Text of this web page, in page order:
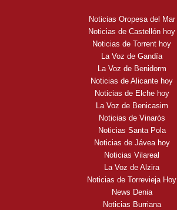
Noticias Oropesa del Mar
Noticias de Castellón hoy
Noticias de Torrent hoy
La Voz de Gandía
La Voz de Benidorm
Noticias de Alicante hoy
Noticias de Elche hoy
La Voz de Benicasim
Noticias de Vinaròs
Noticias Santa Pola
Noticias de Jávea hoy
Noticias Vilareal
La Voz de Alzira
Noticias de Torrevieja Hoy
News Denia
Noticias Burriana